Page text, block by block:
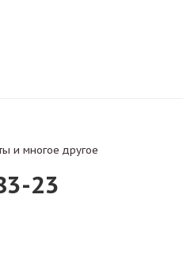
и многое другое
23